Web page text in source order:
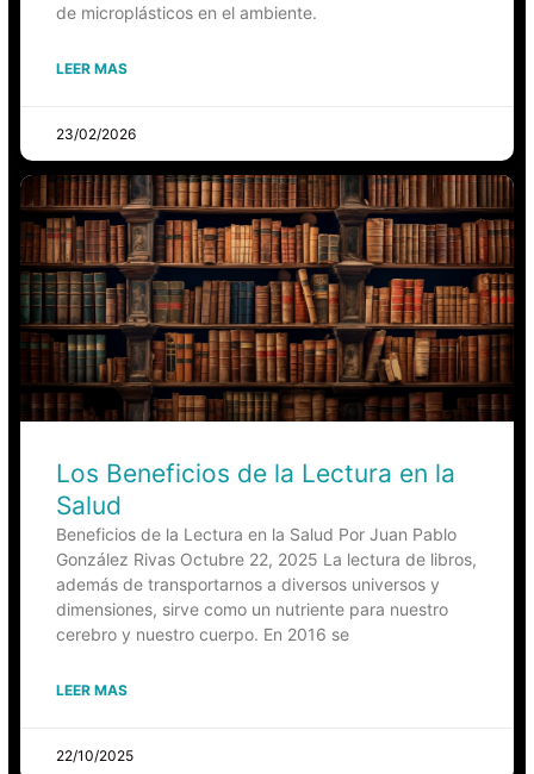
de microplásticos en el ambiente.
LEER MAS
23/02/2026
Los Beneficios de la Lectura en la
Salud
Beneficios de la Lectura en la Salud Por Juan Pablo
González Rivas Octubre 22, 2025 La lectura de libros,
además de transportarnos a diversos universos y
dimensiones, sirve como un nutriente para nuestro
cerebro y nuestro cuerpo. En 2016 se
LEER MAS
22/10/2025